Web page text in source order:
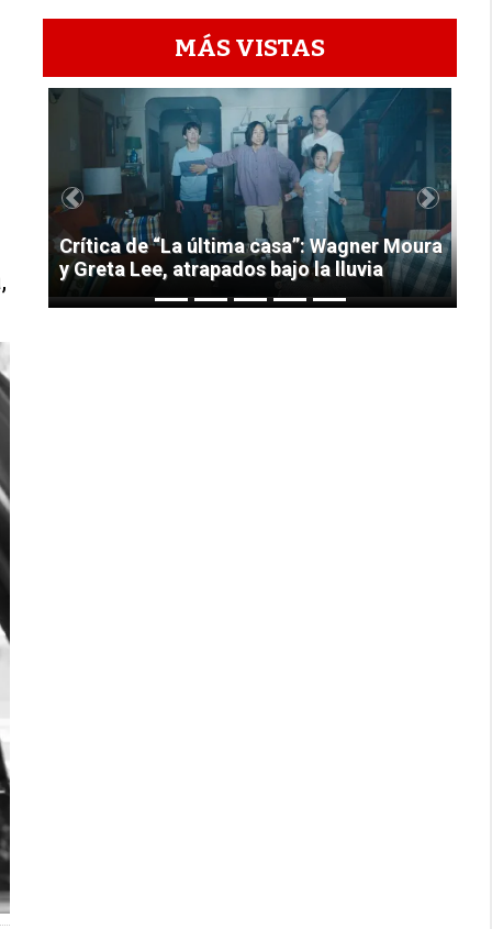
MÁS VISTAS
1
Crítica de “La última casa”: Wagner Moura
y Greta Lee, atrapados bajo la lluvia
Previous Next